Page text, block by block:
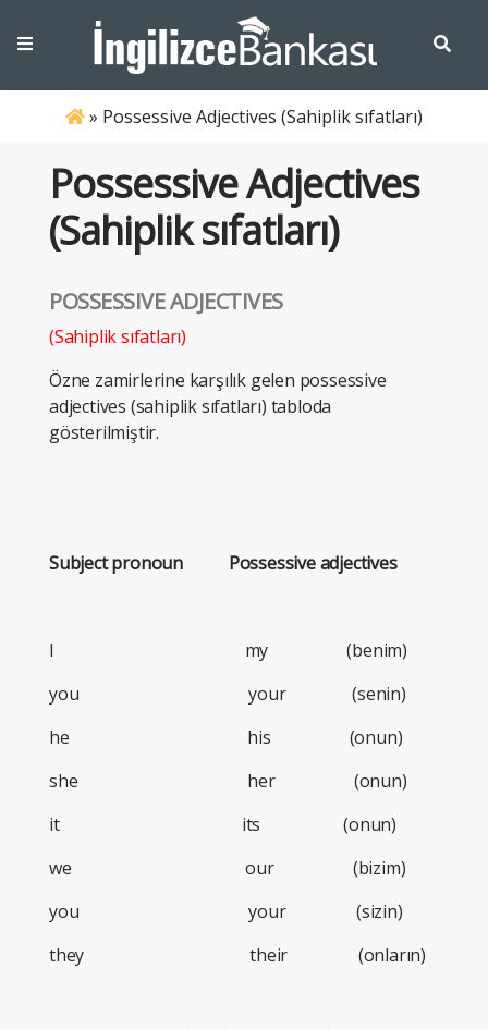
» Possessive Adjectives (Sahiplik sıfatları)
Possessive Adjectives
(Sahiplik sıfatları)
POSSESSIVE ADJECTIVES
(Sahiplik sıfatları)
Özne zamirlerine karşılık gelen possessive
adjectives (sahiplik sıfatları) tabloda
gösterilmiştir.
Subject pronoun Possessive adjectives
I my (benim)
you your (senin)
he his (onun)
she her (onun)
it its (onun)
we our (bizim)
you your (sizin)
they their (onların)